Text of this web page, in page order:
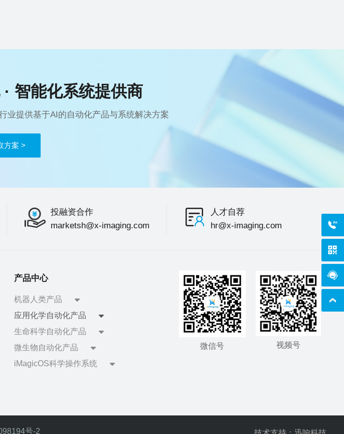
智能化系统提供商
业提供基于AI的自动化产品与系统解决方案
方案 >
投融资合作
marketsh@x-imaging.com
人才自荐
hr@x-imaging.com
产品中心
机器人类产品
应用化学自动化产品
生命科学自动化产品
微生物自动化产品
iMagicOS科学操作系统
微信号 视频号
号-2
在